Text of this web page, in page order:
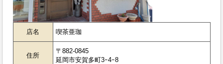
店名 喫茶亜珈
住所
〒882-0845
延岡市安賀多町3ｰ4ｰ8